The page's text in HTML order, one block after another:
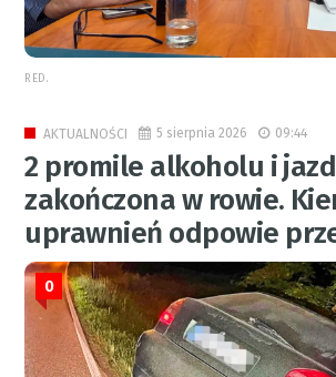
RED.
AKTUALNOŚCI 5 sierpnia 2026 09:44
2 promile alkoholu i
zakończona w rowie.
uprawnień odpowie
0